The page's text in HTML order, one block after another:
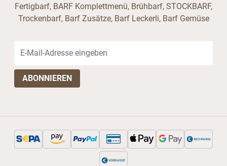
Fertigbarf, BARF Komplettmenü, Brühbarf, STOCKBARF,
Trockenbarf, Barf Zusätze, Barf Leckerli, Barf Gemüse